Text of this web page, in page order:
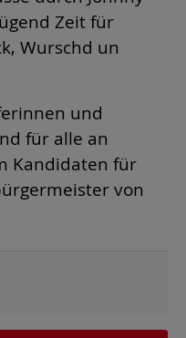
Zeit für
Wurschd un
und
für alle an
Kandidaten für
von